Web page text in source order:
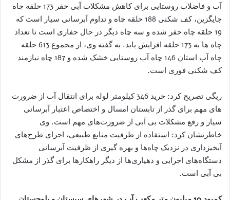
آب و فاضلاب روستایی برای کاهش مشکلات آبی حفر 173 حلقه چاه
جایگزین، کف شکنی 188 حلقه چاه و تداوم آبرسانی سیار است که
19 حلقه چاه حفر شده و سه چاه دیگر در حال حفاری است تا تعداد
چاه ها به 173 حلقه افزایش یابد. به گفته وی، از مجموع 613 حلقه
چاه آب استان 146 چاه آب روستایی خشک شده و 187 چاه نیازمند
کف شکنی فوری است.
ریگی تصریح کرد: خرید 346 کیلومتر لوله برای انتقال آب از ضرورت
های مهم برای گذر از تابستان امسال و اختصاص اعتبار آبرسانی
سیار و رفع مشکلات بی آبی از ضرورت‌های مهم است. وی
خاطرنشان کرد: استفاده از ظرفیت منابع طبیعی، اجرای طرح‌های
آبخیزداری در نزدیک چاه‌ها و بهره گیری از ظرفیت آبرسانی
دستگاه‌های اجرایی و دهیاری‌ها از دیگر راهکارها برای گذر از مشکل
بی آبی است.